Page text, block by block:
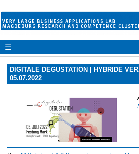
☰
DIGITALE DEGUSTATION | HYBRIDE
05.07.2022